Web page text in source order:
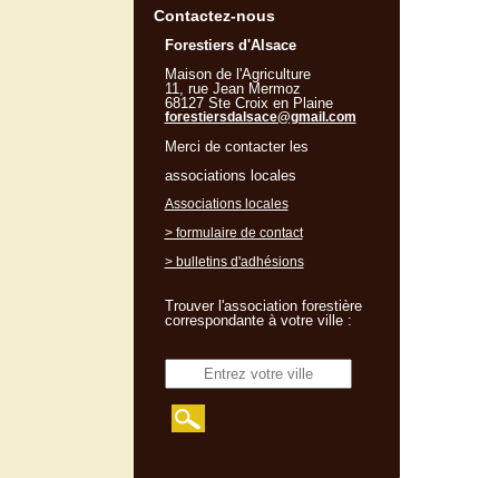
Contactez-nous
Forestiers d'Alsace
Maison de l'Agriculture
11, rue Jean Mermoz
68127 Ste Croix en Plaine
forestiersdalsace@gmail.com
Merci de contacter les
associations locales
Associations locales
> formulaire de contact
> bulletins d'adhésions
Trouver l'association forestière
correspondante à votre ville :